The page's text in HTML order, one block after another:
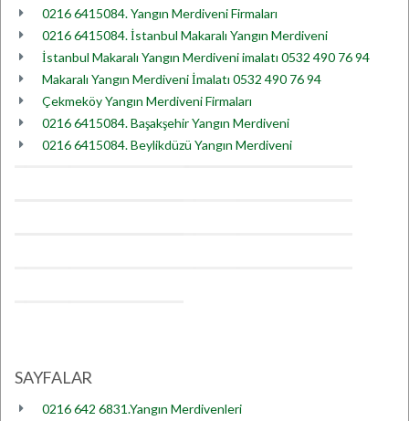
0216 6415084. Yangın Merdiveni Firmaları
0216 6415084. İstanbul Makaralı Yangın Merdiveni
İstanbul Makaralı Yangın Merdiveni imalatı 0532 490 76 94
Makaralı Yangın Merdiveni İmalatı 0532 490 76 94
Çekmeköy Yangın Merdiveni Firmaları
0216 6415084. Başakşehir Yangın Merdiveni
0216 6415084. Beylikdüzü Yangın Merdiveni
SAYFALAR
0216 642 6831.Yangın Merdivenleri